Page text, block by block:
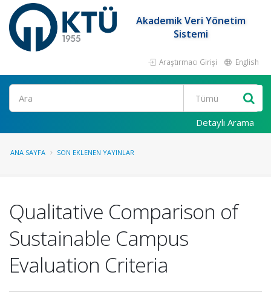
Akademik Veri Yönetim
Sistemi
Araştırmacı Girişi English
Ara
Detaylı Arama
ANA SAYFA SON EKLENEN YAYINLAR
Qualitative Comparison of
Sustainable Campus
Evaluation Criteria